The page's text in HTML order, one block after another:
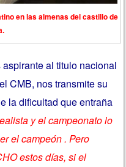
en las almenas del castillo de
al titulo nacional
CMB, nos transmite su
la dificultad que entraña
y el campeonato lo
el campeón . Pero
estos días, si el